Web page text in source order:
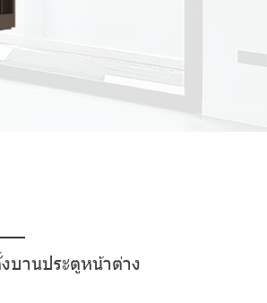
บานประตูหน้าต่าง